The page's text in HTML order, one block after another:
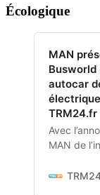
Écologique
MAN
Busworld
autocar
TRM24.fr
Avec
MAN de
Coach 14